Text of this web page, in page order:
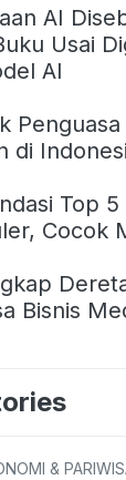
AI
Usai
AI
Penguasa
di
Top
Cocok
Bisnis
&